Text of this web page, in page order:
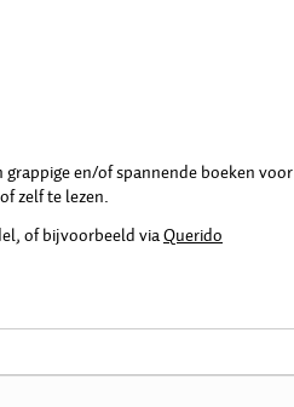
grappige en/of spannende boeken voor
zelf te lezen.
of bijvoorbeeld viaQuerido